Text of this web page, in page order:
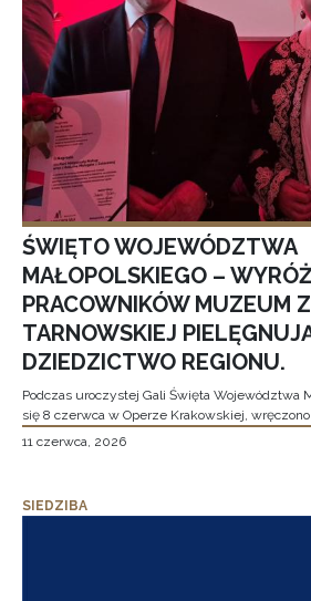
ŚWIĘTO WOJEWÓDZTWA
MAŁOPOLSKIEGO –
PRACOWNIKÓW MUZEUM
TARNOWSKIEJ
DZIEDZICTWO REGIONU.
Podczas uroczystej Gali Święta Województwa
się 8 czerwca w Operze Krakowskiej,
11 czerwca, 2026
SIEDZIBA